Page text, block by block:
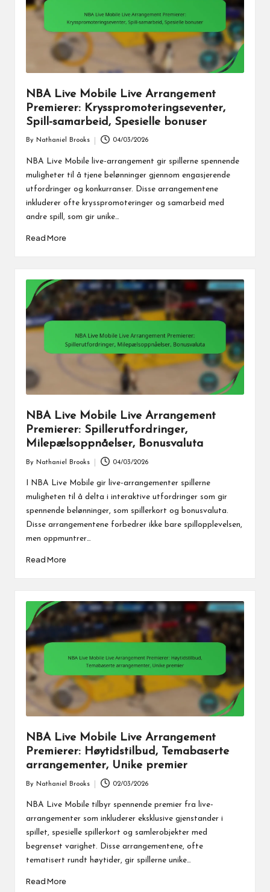
NBA Live Mobile Live Arrangement
Premierer: Krysspromoteringseventer,
Spill-samarbeid, Spesielle bonuser
by
By Nathaniel Brooks 04/03/2026
NBA Live Mobile live-arrangement gir spillerne spennende
muligheter til å tjene belønninger gjennom engasjerende
utfordringer og konkurranser. Disse arrangementene
inkluderer ofte krysspromoteringer og samarbeid med
andre spill, som gir unike…
Read More
NBA Live Mobile Live Arrangement
Premierer: Spillerutfordringer,
Milepælsoppnåelser, Bonusvaluta
Posted
by
By Nathaniel Brooks 04/03/2026
I NBA Live Mobile gir live-arrangementer spillerne
muligheten til å delta i interaktive utfordringer som gir
spennende belønninger, som spillerkort og bonusvaluta.
Disse arrangementene forbedrer ikke bare spillopplevelsen,
men oppmuntrer…
Read More
NBA Live Mobile Live Arrangement
Premierer: Høytidstilbud, Temabaserte
arrangementer, Unike premier
by
By Nathaniel Brooks 02/03/2026
NBA Live Mobile tilbyr spennende premier fra live-
arrangementer som inkluderer eksklusive gjenstander i
spillet, spesielle spillerkort og samlerobjekter med
begrenset varighet. Disse arrangementene, ofte
tematisert rundt høytider, gir spillerne unike…
Read More